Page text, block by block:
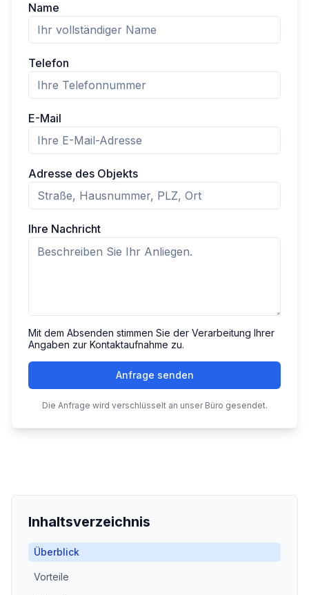
Inhaltsverzeichnis
Überblick
Vorteile
Name
Telefon
E-Mail
Adresse des Objekts
Ihre Nachricht
Mit dem Absenden stimmen Sie der Verarbeitung Ihrer
Angaben zur Kontaktaufnahme zu.
Anfrage senden
Die Anfrage wird verschlüsselt an unser Büro gesendet.